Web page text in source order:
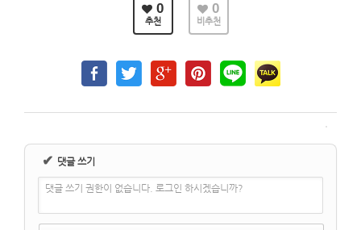
0
추천
0
비추천
✔ 댓글 쓰기
댓글 쓰기 권한이 없습니다. 로그인 하시겠습니까?